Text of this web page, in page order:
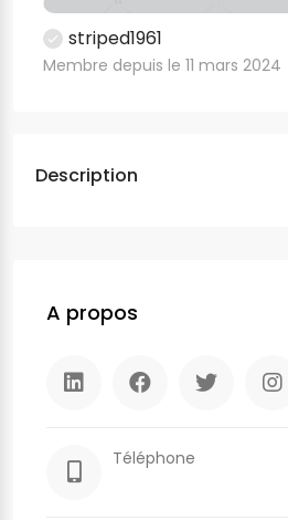
striped1961
Membre depuis le 11 mars 2024
Description
A propos
Téléphone